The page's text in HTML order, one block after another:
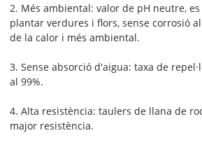
2. Més ambiental: valor de pH neutre,
plantar verdures i flors, sense corrosió
de la calor i més ambiental.
3. Sense absorció d'aigua: taxa de
al 99%.
4. Alta resistència: taulers de llana de
major resistència.